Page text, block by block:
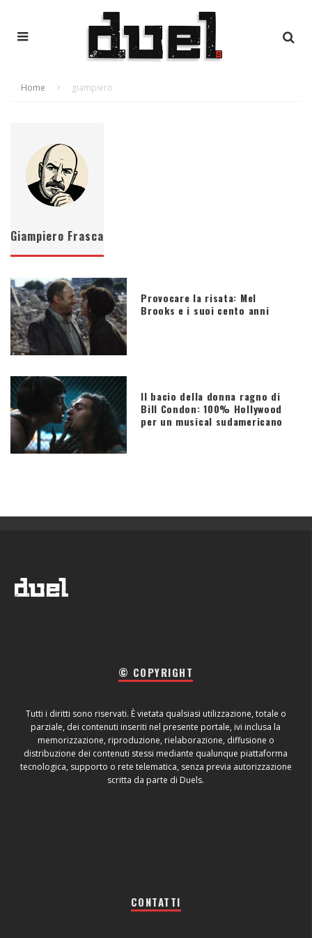
Home giampiero
Giampiero Frasca
Provocare la risata: Mel
Brooks e i suoi cento anni
Il bacio della donna ragno di
Bill Condon: 100% Hollywood
per un musical sudamericano
© COPYRIGHT
Tutti i diritti sono riservati. È vietata qualsiasi utilizzazione, totale o
parziale, dei contenuti inseriti nel presente portale, ivi inclusa la
memorizzazione, riproduzione, rielaborazione, diffusione o
distribuzione dei contenuti stessi mediante qualunque piattaforma
tecnologica, supporto o rete telematica, senza previa autorizzazione
scritta da parte di Duels.
CONTATTI